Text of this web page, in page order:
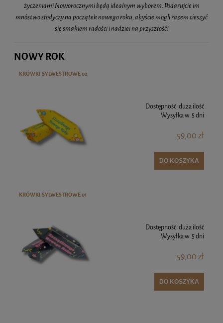
życzeniami Noworocznymi będą idealnym wyborem. Podarujcie im
mnóstwo słodyczy na początek nowego roku, abyście mogli razem cieszyć
się smakiem radości i nadziei na przyszłość!
NOWY ROK
KRÓWKI SYLWESTROWE 02
Dostępność:duża ilość
Wysyłka w: 5 dni
59,00 zł
DO KOSZYKA
KRÓWKI SYLWESTROWE 01
Dostępność:duża ilość
Wysyłka w: 5 dni
59,00 zł
DO KOSZYKA